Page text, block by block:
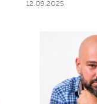
12.09.2025